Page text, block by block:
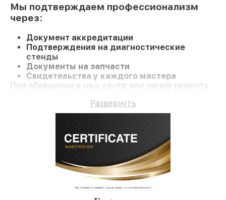
Мы подтверждаем профессионализм
через:
Документ аккредитации
Подтверждения на диагностические
стенды
Документы на запчасти
Свидетельства у каждого мастера
При обращении в наш центр или заказе ремонта
обслуживание и гарантию на все работы и
комплектующие.
Развернуть